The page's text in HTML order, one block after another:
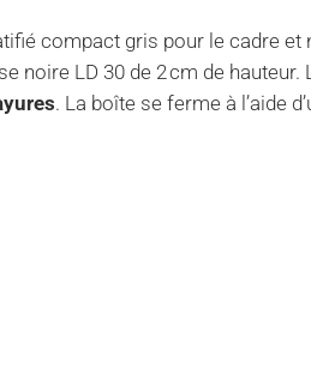
compact gris pour le cadre
noire LD 30 de 2 cm de hauteur.
. La boîte se ferme à l’aide